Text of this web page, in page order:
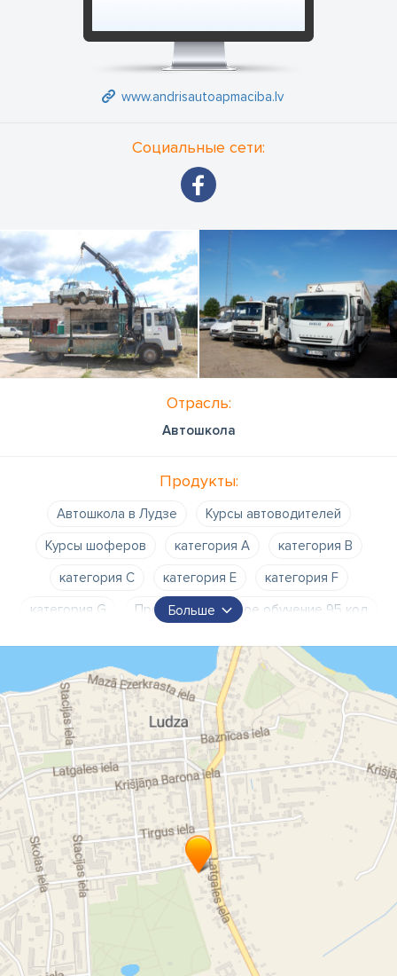
www.andrisautoapmaciba.lv
Социальные сети:
Отрасль:
Автошкола
Продукты:
Автошкола в Лудзе
Курсы автоводителей
Курсы шоферов
категория A
категория B
категория C
категория E
категория F
категория G
Профессиональное обучение 95 код
Больше